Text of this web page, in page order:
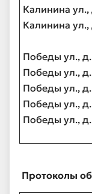
Калинина ул.,
Калинина ул.,
Победы ул., д.
Победы ул.,
Победы ул.,
Победы ул.,
Победы ул., д.
Протоколы